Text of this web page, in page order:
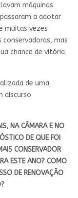
máquinas
a adotar
muitas vezes
mas
chance de vitória
de uma
discurso
NA CÂMARA E NO
DE QUE FOI
CONSERVADOR
ESTE ANO? COMO
DE RENOVAÇÃO